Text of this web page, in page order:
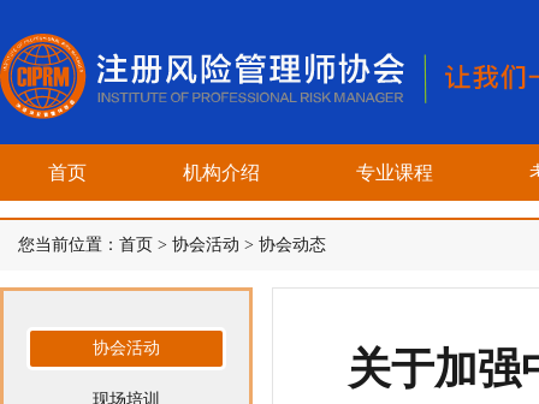
首页 机构介绍 专业课程
您当前位置： 首页 > 协会活动 > 协会动态
关于加强
协会活动
现场培训